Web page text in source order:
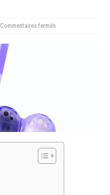
Commentaires fermés